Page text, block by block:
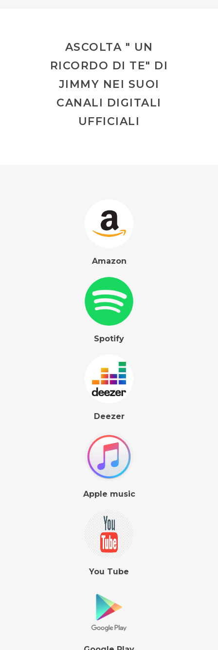
ASCOLTA " UN
RICORDO DI TE" DI
JIMMY NEI SUOI
CANALI DIGITALI
UFFICIALI
Amazon
Spotify
Deezer
Apple music
You Tube